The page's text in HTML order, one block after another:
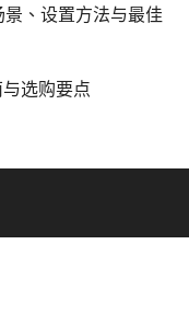
、设置方法与最佳
选购要点